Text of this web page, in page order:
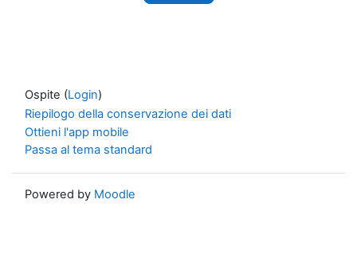
Ospite (Login)
Riepilogo della conservazione dei dati
Ottieni l'app mobile
Passa al tema standard
Powered by Moodle